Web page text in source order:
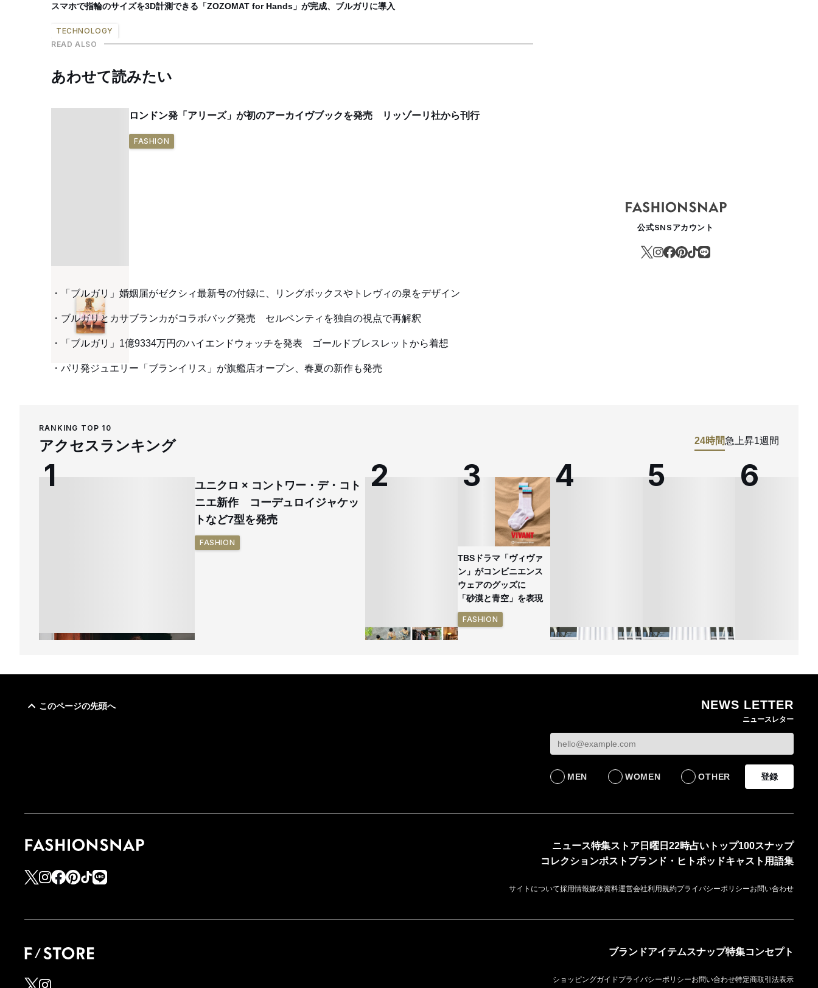
スマホで指輪のサイズを3D計測できる「ZOZOMAT for Hands」が完成、ブルガリに導入
TECHNOLOGY
READ ALSO
あわせて読みたい
ロンドン発「アリーズ」が初のアーカイヴブックを発売 リッゾーリ社から刊行
FASHION
「ブルガリ」婚姻届がゼクシィ最新号の付録に、リングボックスやトレヴィの泉をデザイン
ブルガリとカサブランカがコラボバッグ発売 セルペンティを独自の視点で再解釈
「ブルガリ」1億9334万円のハイエンドウォッチを発表 ゴールドブレスレットから着想
パリ発ジュエリー「ブランイリス」が旗艦店オープン、春夏の新作も発売
公式SNSアカウント
RANKING TOP 10
アクセスランキング 24時間急上昇1週間
ユニクロ × コントワー・デ・コト
ニエ新作 コーデュロイジャケッ
トなど7型を発売
FASHION
TBSドラマ「ヴィヴァ
ン」がコンビニエンス
ウェアのグッズに
「砂漠と青空」を表現
FASHION
HD 被災経緯を書面で
発表
BUSINESS
オンワードHDが緊急時
に貴重品の常時携行を
BUSINESS
【トップに聞く
オンワードHD保元道
るための企業戦略
このページの先頭へ NEWS LETTER
ニュースレター
MEN WOMEN OTHER 登録
ニュース特集ストア 日曜日22時占い トップ100スナップ
コレクションポスト ブランド・ヒトポッドキャスト 用語集
サイトについて採用情報媒体資料運営会社利用規約プライバシーポリシーお問い合わせ
ブランドアイテムスナップ特集コンセプト
ショッピングガイドプライバシーポリシーお問い合わせ特定商取引法表示